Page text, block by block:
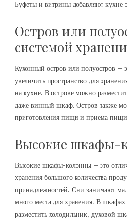
Буфеты и витрины добавляют кухне
Остров или
системой
Кухонный остров или полуостров –
увеличить пространство для
на кухне. В острове можно
даже винный шкаф. Остров также
приготовления пищи и приема
Высокие шкафы-
Высокие шкафы-колонны – это
хранения большого количества
принадлежностей. Они занимают
много места для хранения. В
разместить холодильник, духовой